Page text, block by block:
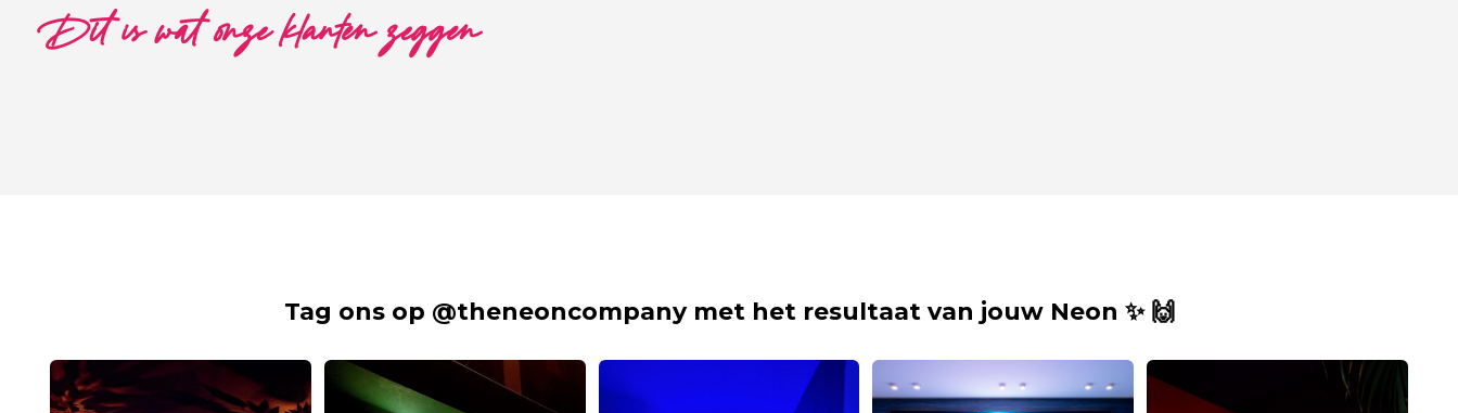
Dit is wat onze klanten zeggen
Tag ons op @theneoncompany met het resultaat van jouw Neon ✨ 🙌